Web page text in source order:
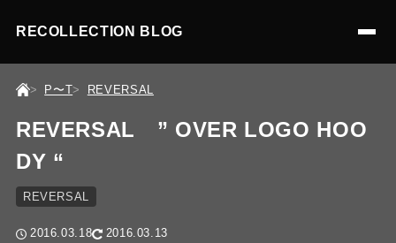
RECOLLECTION BLOG
P〜T REVERSAL
REVERSAL ” OVER LOGO HOO
DY “
REVERSAL
2016.03.18 2016.03.13